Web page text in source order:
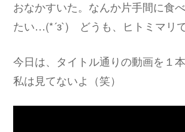
おなかすいた。なんか片手間に食
たい…(*´з`) どうも、ヒトミマリ
今日は、タイトル通りの動画を１
私は見てないよ（笑）